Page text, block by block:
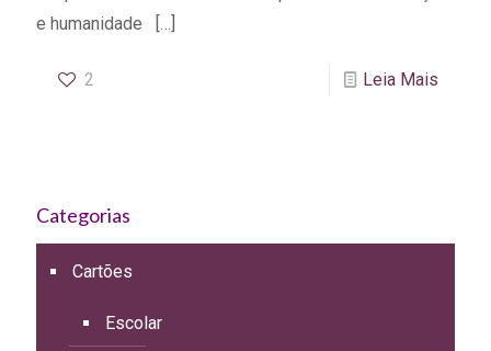
e humanidade
[…]
2 Leia Mais
Categorias
Cartões
Escolar